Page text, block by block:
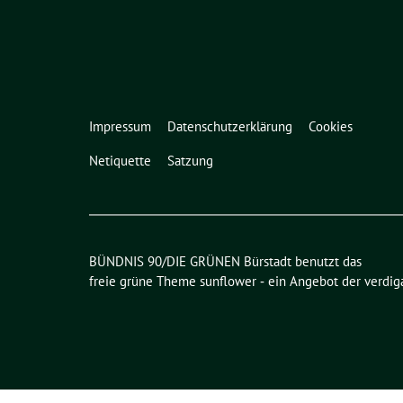
Impressum Datenschutzerklärung
Cookies
Netiquette
Satzung
BÜNDNIS 90/DIE GRÜNEN Bürstadt benutzt das
freie grüne Theme sunflower ‐ ein Angebot der